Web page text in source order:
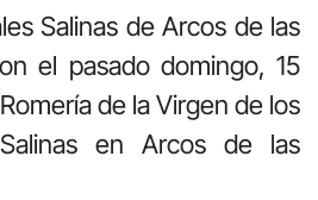
Salinas de Arcos de las
el pasado domingo, 15
de la Virgen de los
en Arcos de las